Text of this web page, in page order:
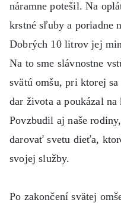
náramne potešil. Na
krstné sľuby a poriadne
Dobrých 10 litrov jej
Na to sme slávnostne
svätú omšu, pri ktorej
dar života a poukázal na
Povzbudil aj naše
darovať svetu dieťa,
svojej služby.
Po zakončení svätej